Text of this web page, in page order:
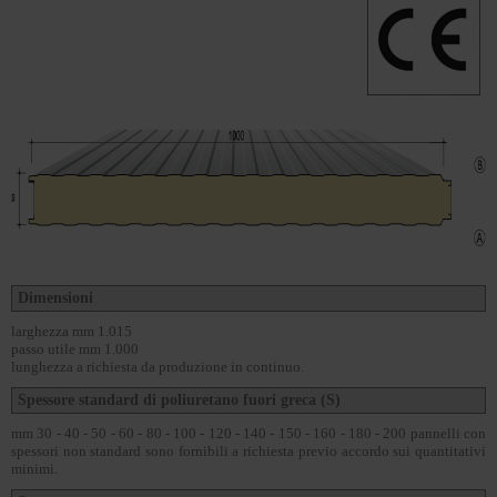
Dimensioni
larghezza mm 1.015
passo utile mm 1.000
lunghezza a richiesta da produzione in continuo.
Spessore standard di poliuretano fuori greca (S)
mm 30 - 40 - 50 - 60 - 80 - 100 - 120 - 140 - 150 - 160 - 180 - 200 pannelli con
spessori non standard sono fornibili a richiesta previo accordo sui quantitativi
minimi.